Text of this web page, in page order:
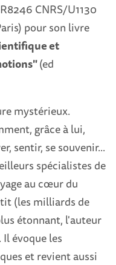
CNRS/U1130
pour son livre
et
(ed
mystérieux.
grâce à lui,
sentir, se souvenir...
spécialistes de
au cœur du
(les milliards de
étonnant, l'auteur
évoque les
et revient aussi